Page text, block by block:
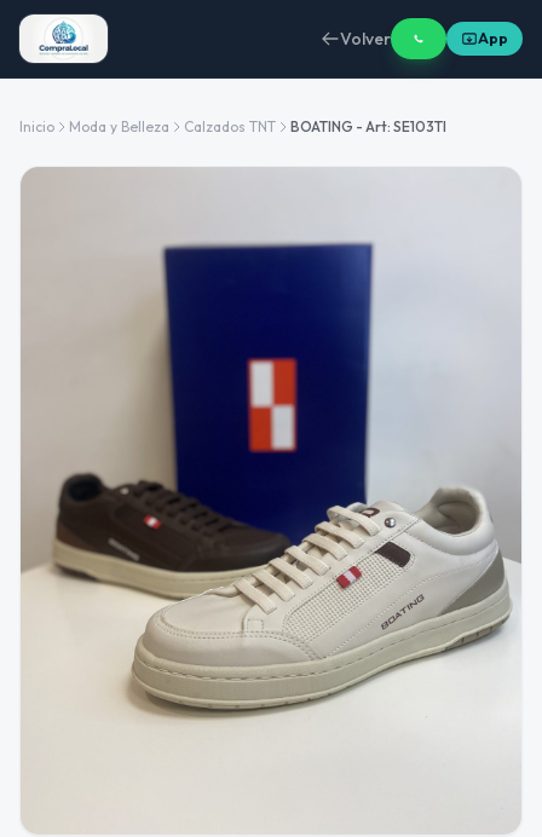
Volver App
Inicio Moda y Belleza Calzados TNT BOATING - Art: SE103TI